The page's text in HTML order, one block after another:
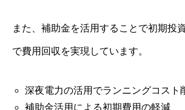
また、補助金を活用することで初期投
で費用回収を実現しています。
深夜電力の活用でランニングコスト
補助金活用による初期費用の軽減